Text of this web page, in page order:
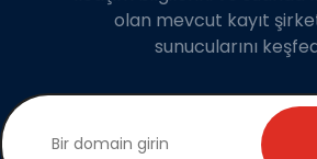
olan mevcut kayıt
sunucularını